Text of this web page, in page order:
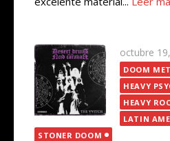
Publicada
el
octubre
DOOM
HEAVY
HEAVY
LATIN
STONER DOOM